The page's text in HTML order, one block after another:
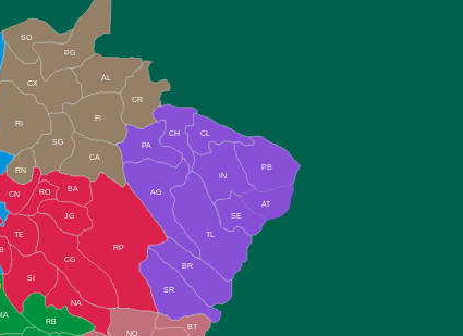
CX
RI
AL
CR
FI
SG
BA
CA
PA
CH CL
PB
SE
TL
AG
BR
SR
BT
RP
RO
JG
CG
SI
NA
RB
TE
IN
NO
RN
CN
AT
PG
SO